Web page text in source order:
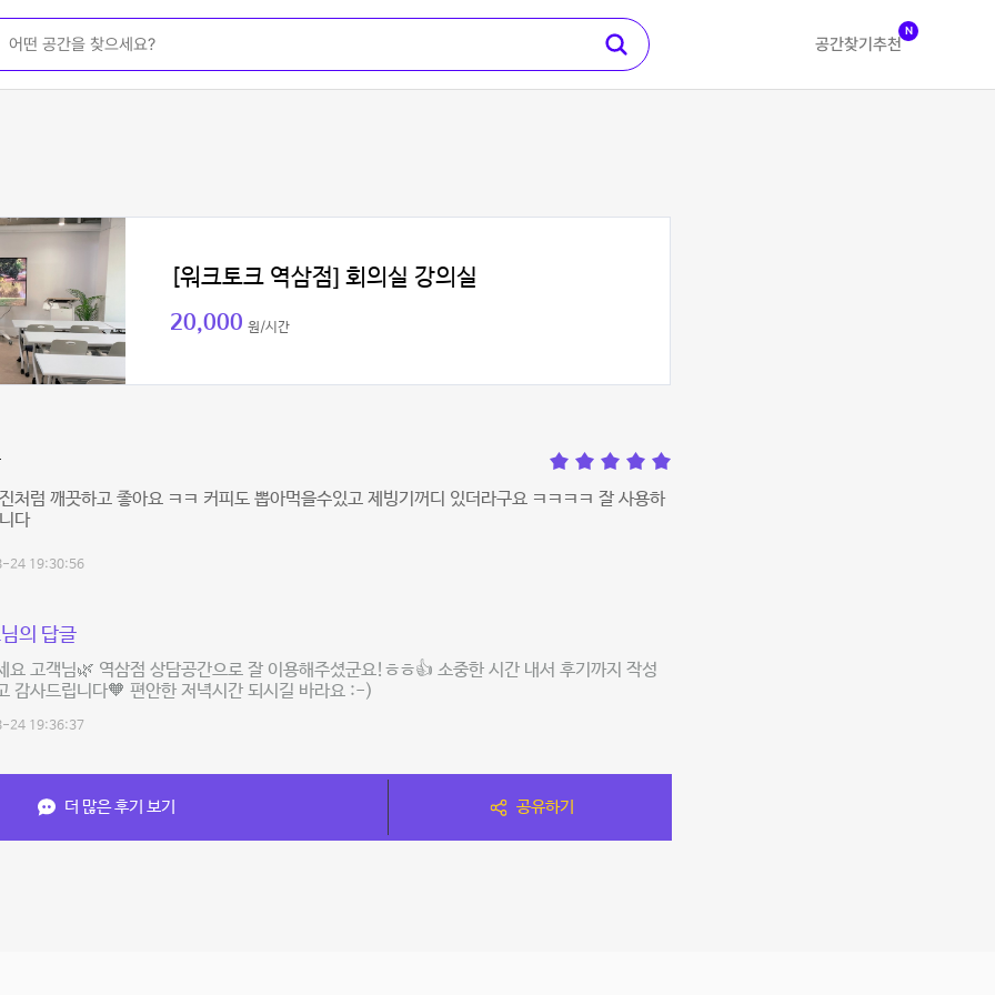
공간찾기 추천
N
[워크토크 역삼점] 회의실 강의실
20,000 원/시간
처럼 깨끗하고 좋아요 ㅋㅋ 커피도 뽑아먹을수있고 제빙기꺼디 있더라구요 ㅋㅋㅋㅋ 잘 사용하
다
24 19:30:56
의 답글
요 고객님🌿 역삼점 상담공간으로 잘 이용해주셨군요!ㅎㅎ👍 소중한 시간 내서 후기까지 작성
감사드립니다🧡 편안한 저녁시간 되시길 바라요 :-)
24 19:36:37
더 많은 후기 보기 공유하기